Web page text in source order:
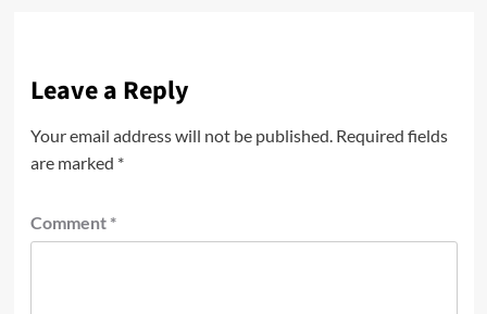
Leave a Reply
Your email address will not be published. Required fields
are marked *
Comment *